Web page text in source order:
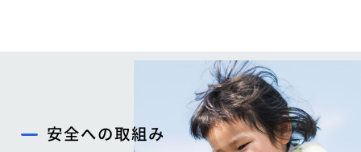
安全への取組み